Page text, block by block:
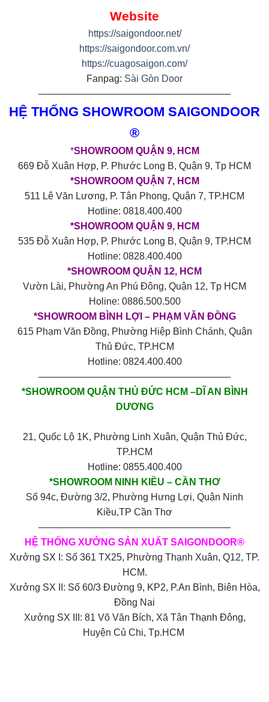
Website
https://saigondoor.net/
https://saigondoor.com.vn/
https://cuagosaigon.com/
Fanpag: Sài Gòn Door
————————————————————
HỆ THỐNG SHOWROOM SAIGONDOOR
®
*SHOWROOM QUẬN 9, HCM
669 Đỗ Xuân Hợp, P. Phước Long B, Quận 9, Tp HCM
*SHOWROOM QUẬN 7, HCM
511 Lê Văn Lương, P. Tân Phong, Quận 7, TP.HCM
Hotline: 0818.400.400
*SHOWROOM QUẬN 9, HCM
535 Đỗ Xuân Hợp, P. Phước Long B, Quận 9, TP.HCM
Hotline: 0828.400.400
*SHOWROOM QUẬN 12, HCM
Vườn Lài, Phường An Phú Đông, Quận 12, Tp HCM
Holine: 0886.500.500
*SHOWROOM BÌNH LỢI – PHẠM VĂN ĐỒNG
615 Phạm Văn Đồng, Phường Hiệp Bình Chánh, Quận
Thủ Đức, TP.HCM
Hotline: 0824.400.400
————————————————————
*SHOWROOM QUẬN THỦ ĐỨC HCM –DĨ AN BÌNH
DƯƠNG
21, Quốc Lộ 1K, Phường Linh Xuân, Quận Thủ Đức,
TP.HCM
Hotline: 0855.400.400
*SHOWROOM NINH KIỀU – CẦN THƠ
Số 94c, Đường 3/2, Phường Hưng Lợi, Quận Ninh
Kiều,TP Cần Thơ
————————————————————
HỆ THỐNG XƯỞNG SẢN XUẤT SAIGONDOOR®
Xưởng SX I: Số 361 TX25, Phường Thạnh Xuân, Q12, TP.
HCM.
Xưởng SX II: Số 60/3 Đường 9, KP2, P.An Bình, Biên Hòa,
Đồng Nai
Xưởng SX III: 81 Võ Văn Bích, Xã Tân Thạnh Đông,
Huyện Củ Chi, Tp.HCM